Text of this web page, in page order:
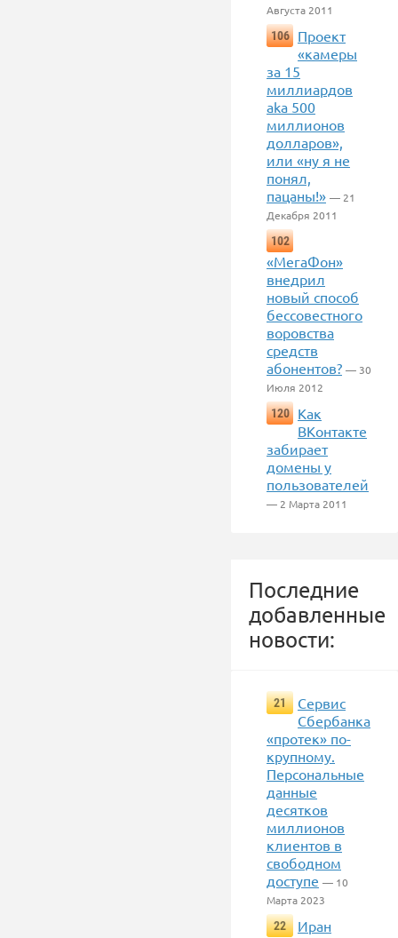
Августа 2011
106
Проект
«камеры
за 15
миллиардов
aka 500
миллионов
долларов»,
или «ну я не
понял,
пацаны!» — 21
Декабря 2011
102
«МегаФон»
внедрил
новый способ
бессовестного
воровства
средств
абонентов? — 30
Июля 2012
120
Как
ВКонтакте
забирает
домены у
пользователей
— 2 Марта 2011
Последние
добавленные
новости:
21
Сервис
Сбербанка
«протек» по-
крупному.
Персональные
данные
десятков
миллионов
клиентов в
свободном
доступе — 10
Марта 2023
22
Иран